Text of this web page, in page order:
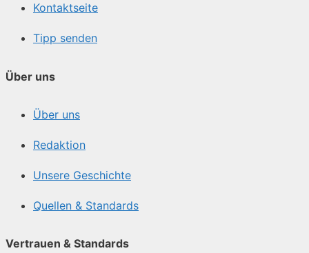
Kontaktseite
Tipp senden
Über uns
Über uns
Redaktion
Unsere Geschichte
Quellen & Standards
Vertrauen & Standards